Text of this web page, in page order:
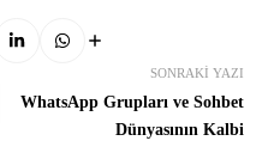
SONRAKI YAZI
WhatsApp Grupları ve Sohbet
Dünyasının Kalbi